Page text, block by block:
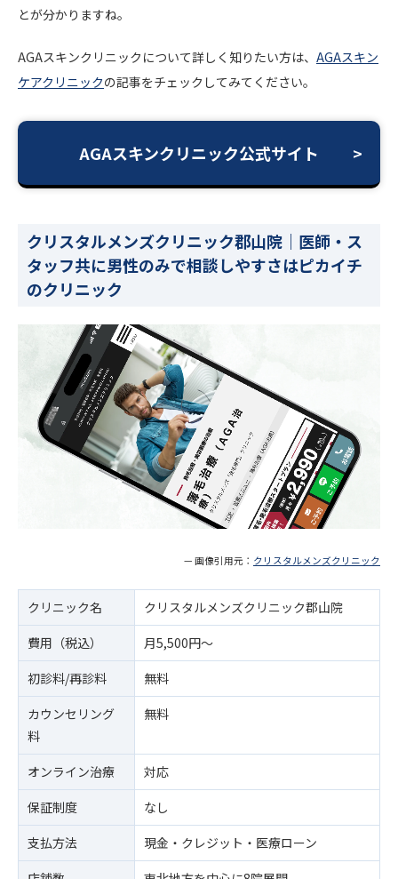
とが分かりますね。
AGAスキンクリニックについて詳しく知りたい方は、 AGAスキン
ケアクリニックの記事をチェックしてみてください。
AGAスキンクリニック公式サイト
クリスタルメンズクリニック郡山院｜医師・ス
タッフ共に男性のみで相談しやすさはピカイチ
のクリニック
— 画像引用元： クリスタルメンズクリニック
クリニック名
クリスタルメンズクリニック郡山院
費用（税込）
月5,500円～
初診料/再診料
無料
カウンセリング
料
無料
オンライン治療
対応
保証制度
なし
支払方法
現金・クレジット・医療ローン